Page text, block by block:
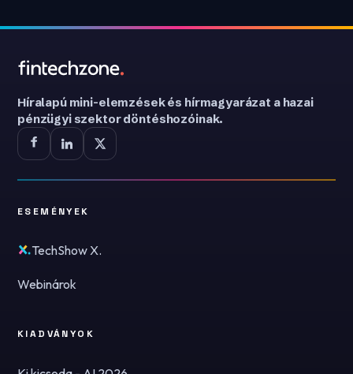
Híralapú mini-elemzések és hírmagyarázat a hazai
pénzügyi szektor döntéshozóinak.
ESEMÉNYEK
TechShow X.
Webinárok
KIADVÁNYOK